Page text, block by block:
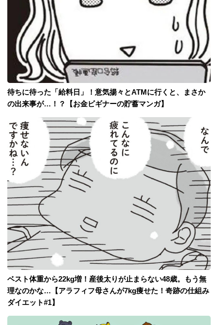
待ちに待った「給料日」！意気揚々とATMに行くと、まさか
の出来事が…！？【お金ビギナーの貯蓄マンガ】
ベスト体重から22kg増！産後太りが止まらない48歳。もう無
理なのかな…【アラフィフ母さんが7kg痩せた！奇跡の仕組み
ダイエット#1】